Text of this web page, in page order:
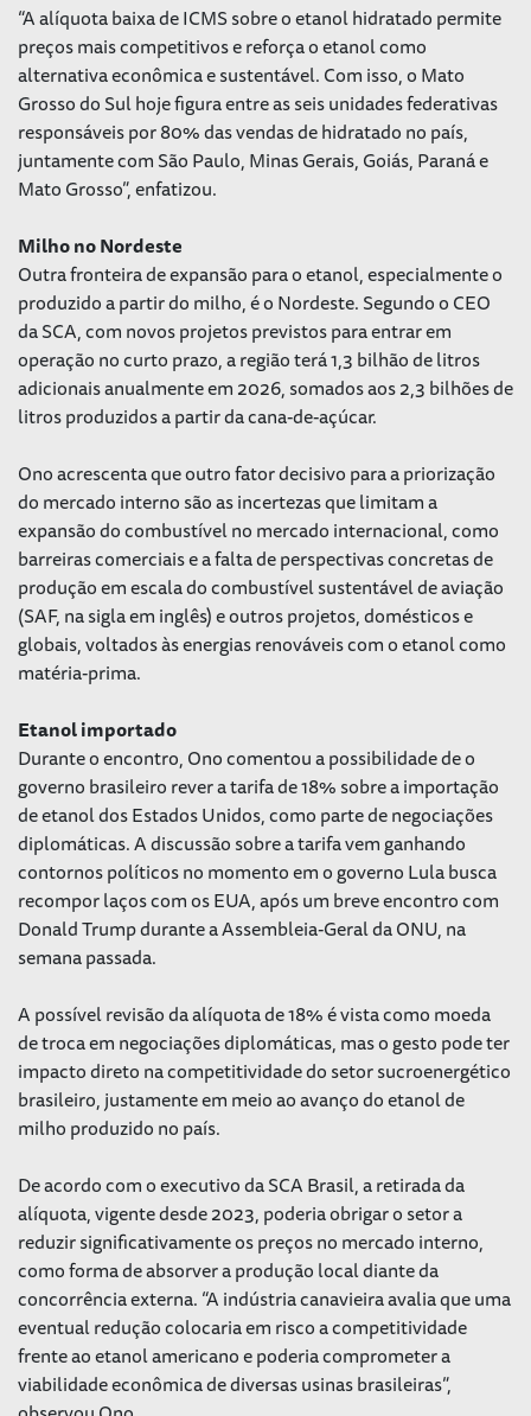
“A alíquota baixa de ICMS sobre o etanol hidratado permite
preços mais competitivos e reforça o etanol como
alternativa econômica e sustentável. Com isso, o Mato
Grosso do Sul hoje figura entre as seis unidades federativas
responsáveis por 80% das vendas de hidratado no país,
juntamente com São Paulo, Minas Gerais, Goiás, Paraná e
Mato Grosso”, enfatizou.
Milho no Nordeste
Outra fronteira de expansão para o etanol, especialmente o
produzido a partir do milho, é o Nordeste. Segundo o CEO
da SCA, com novos projetos previstos para entrar em
operação no curto prazo, a região terá 1,3 bilhão de litros
adicionais anualmente em 2026, somados aos 2,3 bilhões de
litros produzidos a partir da cana-de-açúcar.
Ono acrescenta que outro fator decisivo para a priorização
do mercado interno são as incertezas que limitam a
expansão do combustível no mercado internacional, como
barreiras comerciais e a falta de perspectivas concretas de
produção em escala do combustível sustentável de aviação
(SAF, na sigla em inglês) e outros projetos, domésticos e
globais, voltados às energias renováveis com o etanol como
matéria-prima.
Etanol importado
Durante o encontro, Ono comentou a possibilidade de o
governo brasileiro rever a tarifa de 18% sobre a importação
de etanol dos Estados Unidos, como parte de negociações
diplomáticas. A discussão sobre a tarifa vem ganhando
contornos políticos no momento em o governo Lula busca
recompor laços com os EUA, após um breve encontro com
Donald Trump durante a Assembleia-Geral da ONU, na
semana passada.
A possível revisão da alíquota de 18% é vista como moeda
de troca em negociações diplomáticas, mas o gesto pode ter
impacto direto na competitividade do setor sucroenergético
brasileiro, justamente em meio ao avanço do etanol de
milho produzido no país.
De acordo com o executivo da SCA Brasil, a retirada da
alíquota, vigente desde 2023, poderia obrigar o setor a
reduzir significativamente os preços no mercado interno,
como forma de absorver a produção local diante da
concorrência externa. “A indústria canavieira avalia que uma
eventual redução colocaria em risco a competitividade
frente ao etanol americano e poderia comprometer a
viabilidade econômica de diversas usinas brasileiras”,